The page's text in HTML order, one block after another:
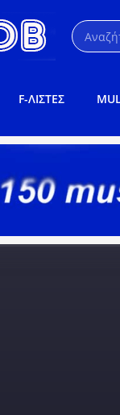
F-ΛΙΣΤΕΣ